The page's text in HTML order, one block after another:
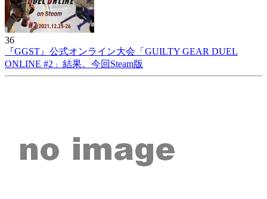
36
『GGST』公式オンライン大会「GUILTY GEAR DUEL
ONLINE #2」結果。今回Steam版